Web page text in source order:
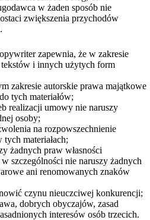
w żaden sposób nie
zwiększenia przychodów
zapewnia, że w zakresie
i innych użytych form
zakresie autorskie prawa majątkowe
tych materiałów;
realizacji umowy nie naruszy
osoby;
na rozpowszechnienie
materiałach;
żadnych praw własności
szczególności nie naruszy żadnych
ani renomowanych znaków
czynu nieuczciwej konkurencji;
dobrych obyczajów, zasad
interesów osób trzecich.